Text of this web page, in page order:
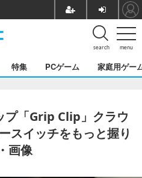
menu
search
特集 PCゲーム 家庭用ゲー
プ「Grip Clip」クラウ
スイッチをもっと握り
画像